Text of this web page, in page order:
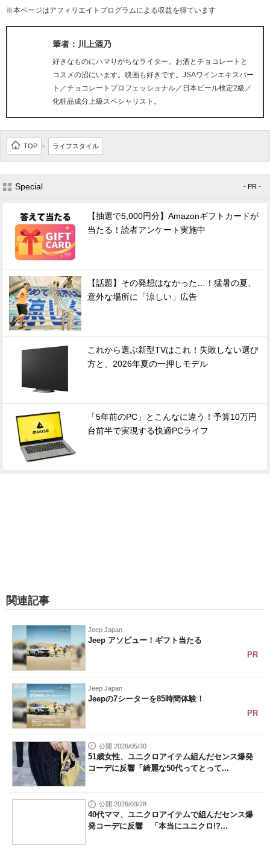
※本ページはアフィリエイトプログラムによる収益を得ています
筆者：川上酒乃
好きなものにハマりがちなライター。お酒とチョコレートと
コスメの沼にいます。映画も好きです。JSAワインエキスパー
ト／チョコレートプロフェッショナル／日本ビール検定2級／
化粧品成分上級スペシャリスト。
TOP > ライフスタイル
Special - PR -
【抽選で5,000円分】Amazonギフトカードが
当たる！読者アンケート実施中
【話題】その発想はなかった…！猛暑の夏、
意外な場所に「涼しい」広告
これから選ぶ新型TVはこれ！失敗しない選び
方と、2026年夏の一押しモデル
「5年前のPC」とこんなに違う！予算10万円
台前半で実現する快適PCライフ
関連記事
Jeep Japan
Jeep アソビュー！ギフト当たる
PR
Jeep Japan
Jeepの7シーターを85時間体験！
PR
公開 2026/05/30
51歳女性、ユニクロアイテム組んだセンス爆発
コーデに反響「綺麗な50代ってとって...
公開 2026/03/28
40代ママ、ユニクロアイテムで組んだセンス爆
発コーデに反響 「本当にユニクロ!?...